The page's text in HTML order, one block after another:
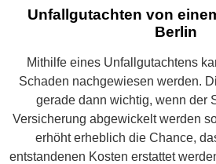
Unfallgutachten von
Berlin
Mithilfe eines Unfallgutachtens
Schaden nachgewiesen werden.
gerade dann wichtig, wenn der
Versicherung abgewickelt werden
erhöht erheblich die Chance,
entstandenen Kosten erstattet